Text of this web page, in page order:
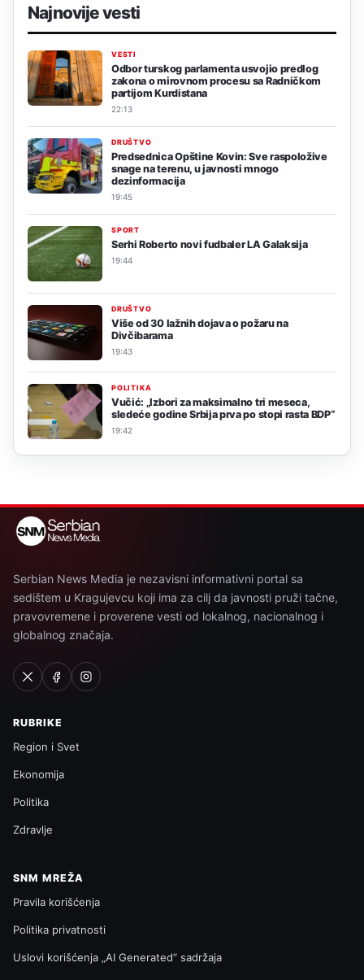
Najnovije vesti
VESTI
Odbor turskog parlamenta usvojio predlog
zakona o mirovnom procesu sa Radničkom
partijom Kurdistana
22:13
DRUŠTVO
Predsednica Opštine Kovin: Sve raspoložive
snage na terenu, u javnosti mnogo
dezinformacija
19:45
SPORT
Serhi Roberto novi fudbaler LA Galaksija
19:44
DRUŠTVO
Više od 30 lažnih dojava o požaru na
Divčibarama
19:43
POLITIKA
Vučić: „Izbori za maksimalno tri meseca,
sledeće godine Srbija prva po stopi rasta BDP“
19:42
Serbian News Media je nezavisni informativni portal sa
sedištem u Kragujevcu koji ima za cilj da javnosti pruži tačne,
pravovremene i proverene vesti od lokalnog, nacionalnog i
globalnog značaja.
RUBRIKE
Region i Svet
Ekonomija
Politika
Zdravlje
SNM MREŽA
Pravila korišćenja
Politika privatnosti
Uslovi korišćenja „AI Generated“ sadržaja